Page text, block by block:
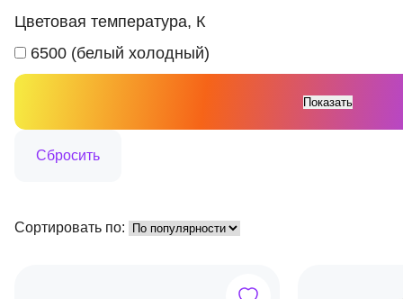
Цветовая температура, К
6500 (белый холодный)
Сортировать по: